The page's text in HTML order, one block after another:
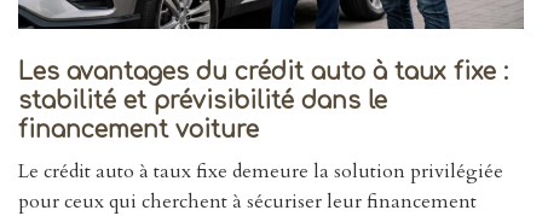
Les avantages du crédit auto à taux fixe :
stabilité et prévisibilité dans le
financement voiture
Le crédit auto à taux fixe demeure la solution privilégiée
pour ceux qui cherchent à sécuriser leur financement